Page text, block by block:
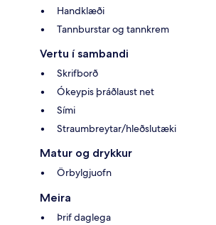
Handklæði
Tannburstar og tannkrem
Vertu í sambandi
Skrifborð
Ókeypis þráðlaust net
Sími
Straumbreytar/hleðslutæki
Matur og drykkur
Örbylgjuofn
Meira
Þrif daglega